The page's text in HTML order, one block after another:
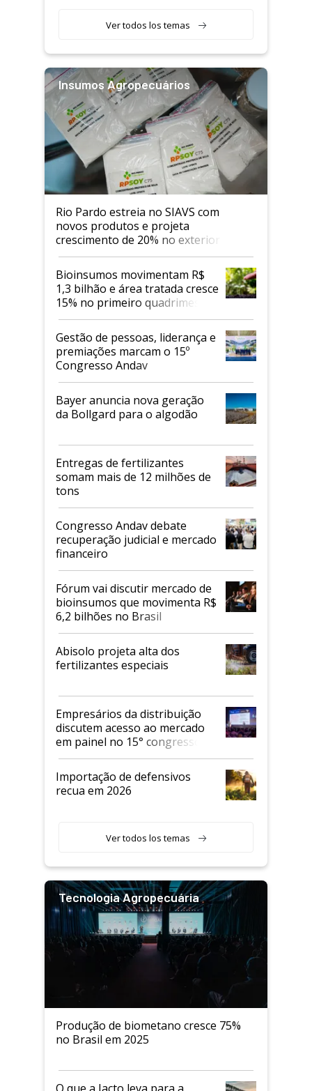
Ver todos los temas
Insumos Agropecuários
Rio Pardo estreia no SIAVS com
novos produtos e projeta
crescimento de 20% no exterior
Bioinsumos movimentam R$
1,3 bilhão e área tratada cresce
15% no primeiro quadrimestre
de 2026
Gestão de pessoas, liderança e
premiações marcam o 15º
Congresso Andav
Bayer anuncia nova geração
da Bollgard para o algodão
Entregas de fertilizantes
somam mais de 12 milhões de
tons
Congresso Andav debate
recuperação judicial e mercado
financeiro
Fórum vai discutir mercado de
bioinsumos que movimenta R$
6,2 bilhões no Brasil
Abisolo projeta alta dos
fertilizantes especiais
Empresários da distribuição
discutem acesso ao mercado
em painel no 15° congresso
Andav
Importação de defensivos
recua em 2026
Ver todos los temas
Tecnologia Agropecuária
Produção de biometano cresce 75%
no Brasil em 2025